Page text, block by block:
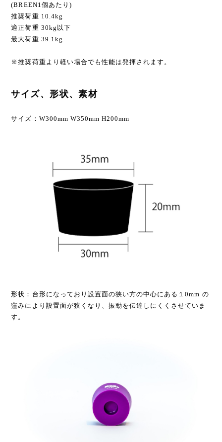
(BREEN1個あたり)
推奨荷重 10.4kg
適正荷重 30kg以下
最大荷重 39.1kg
※推奨荷重より軽い場合でも性能は発揮されます。
サイズ、形状、素材
サイズ：W300mm W350mm H200mm
形状：台形になっており設置面の狭い方の中心にある１0mm の
窪みにより設置面が狭くなり、振動を伝達しにくくさせていま
す。